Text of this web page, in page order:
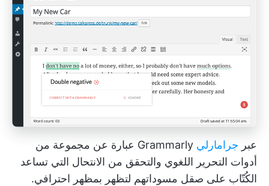
عبر جرامارلي
Grammarly عبارة عن مجموعة من
أدوات التحرير اللغوي والتحقق من الانتحال التي تساعد
الكُتّاب على صقل مسوداتهم لتظهر بمظهر احترافي.